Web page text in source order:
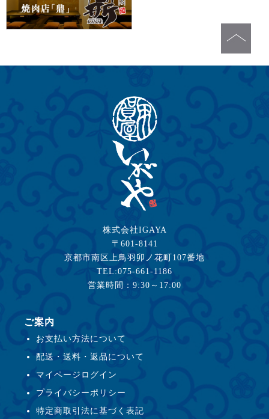
株式会社IGAYA
〒601-8141
京都市南区上鳥羽卯ノ花町107番地
TEL:075-661-1186
営業時間：9:30～17:00
ご案内
お支払い方法について
配送・送料・返品について
マイページログイン
プライバシーポリシー
特定商取引法に基づく表記